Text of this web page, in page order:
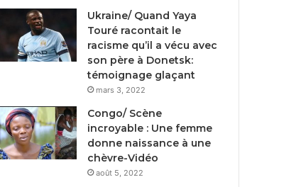
Ukraine/ Quand Yaya
Touré racontait le
racisme qu’il a vécu avec
son père à Donetsk:
témoignage glaçant
mars 3, 2022
Congo/ Scène
incroyable : Une femme
donne naissance à une
chèvre-Vidéo
août 5, 2022